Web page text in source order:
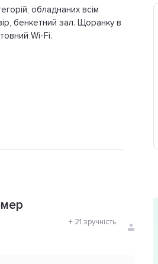
обладнаних всім
бенкетний зал. Щоранку в
Wi-Fi.
+ 21 зручність